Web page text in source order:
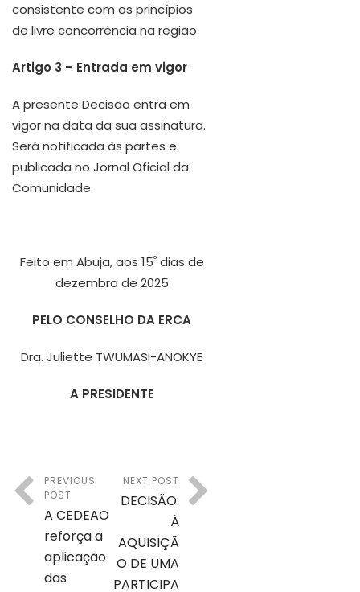
consistente com os princípios
de livre concorrência na região.
Artigo 3 – Entrada em vigor
A presente Decisão entra em
vigor na data da sua assinatura.
Será notificada às partes e
publicada no Jornal Oficial da
Comunidade.
Feito em Abuja, aos 15ºdias de
dezembro de 2025
PELO CONSELHO DA ERCA
Dra. Juliette TWUMASI-ANOKYE
A PRESIDENTE
PREVIOUS
POST
A CEDEAO
reforça a
aplicação
das
NEXT POST
DECISÃO:
À
AQUISIÇÃ
O DE UMA
PARTICIPA